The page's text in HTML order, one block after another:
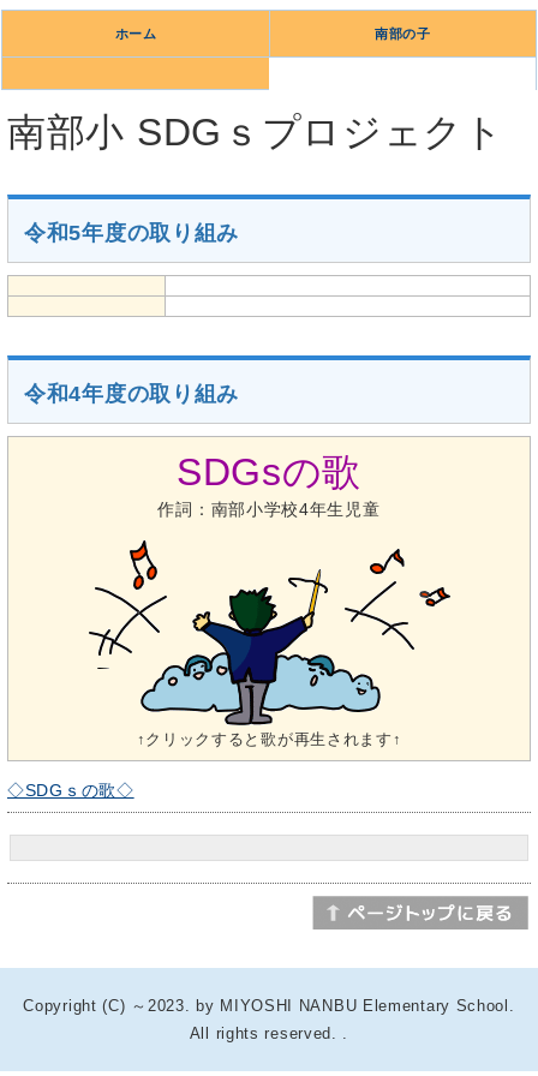
ホーム 南部の子
南部小 SDGｓプロジェクト
令和5年度の取り組み
令和4年度の取り組み
SDGsの歌
作詞：南部小学校4年生児童
↑クリックすると歌が再生されます↑
◇SDGｓの歌◇
Copyright (C) ～2023. by MIYOSHI NANBU Elementary School.
All rights reserved. .